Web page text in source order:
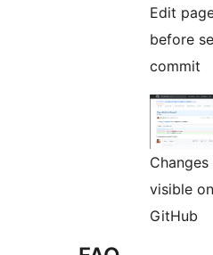
Edit
before
commit
Changes
visible on
GitHub